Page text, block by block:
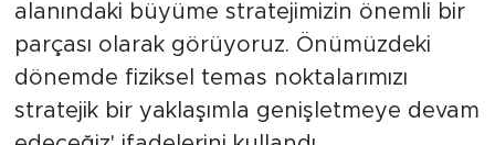
alanındaki büyüme stratejimizin önemli bir
parçası olarak görüyoruz. Önümüzdeki
dönemde fiziksel temas noktalarımızı
stratejik bir yaklaşımla genişletmeye devam